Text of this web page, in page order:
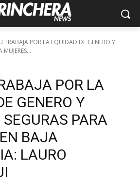
TRABAJA POR LA EQUIDAD DE GENERO Y
MUJERES...
POR LA
GENERO Y
PARA
BAJA
LAURO